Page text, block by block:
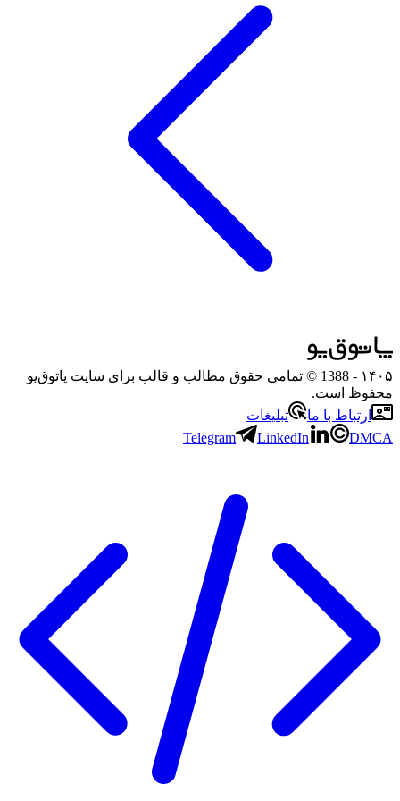
۱۴۰۵
- 1388 © تمامی حقوق مطالب و قالب برای سایت پاتوق‌یو
محفوظ است.
ارتباط با ما
تبلیغات
Telegram
LinkedIn DMCA